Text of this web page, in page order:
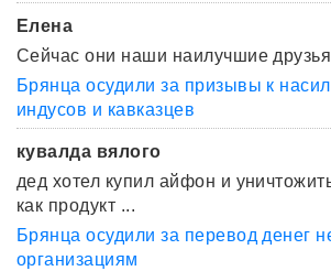
Елена
Сейчас они наши наилучшие
Брянца осудили за призывы к
индусов и кавказцев
кувалда вялого
дед хотел купил айфон и
как продукт ...
Брянца осудили за перевод денег
организациям